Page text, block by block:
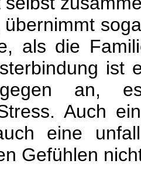
übernimmt
als die
ist
an,
Auch
eine
Gefühlen